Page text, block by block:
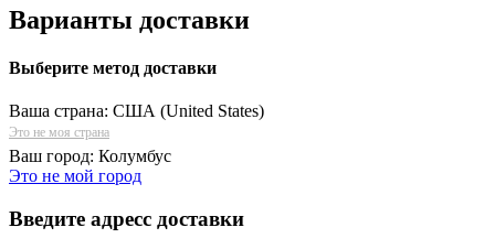
Варианты доставки
Выберите метод доставки
Ваша страна: США (United States)
Это не моя страна
Ваш город: Колумбус
Это не мой город
Введите адресс доставки